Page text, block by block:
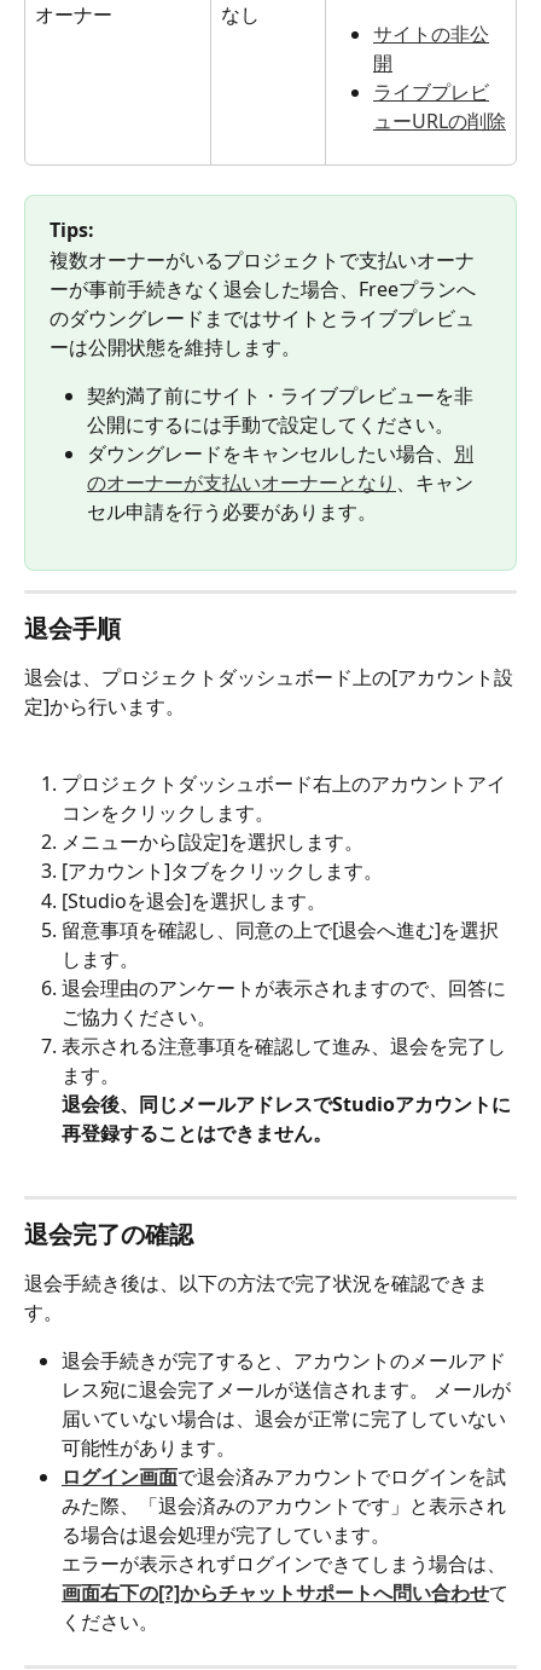
オーナー なし
サイトの非公
開
ライブプレビ
ューURLの削除
Tips:
複数オーナーがいるプロジェクトで支払いオーナ
ーが事前手続きなく退会した場合、Freeプランへ
のダウングレードまではサイトとライブプレビュ
ーは公開状態を維持します。
契約満了前にサイト・ライブプレビューを非
公開にするには手動で設定してください。
ダウングレードをキャンセルしたい場合、 別
のオーナーが支払いオーナーとなり 、キャン
セル申請を行う必要があります。
退会手順
退会は、プロジェクトダッシュボード上の[アカウント設
定]から行います。
プロジェクトダッシュボード右上のアカウントアイ
コンをクリックします。
メニューから[設定]を選択します。
[アカウント]タブをクリックします。
[Studioを退会]を選択します。
留意事項を確認し、同意の上で[退会へ進む]を選択
します。
退会理由のアンケートが表示されますので、回答に
ご協力ください。
表示される注意事項を確認して進み、退会を完了し
ます。
退会後、同じメールアドレスでStudioアカウントに
再登録することはできません。
退会完了の確認
退会手続き後は、以下の方法で完了状況を確認できま
す。​
退会手続きが完了すると、アカウントのメールアド
レス宛に退会完了メールが送信されます。 メールが
届いていない場合は、退会が正常に完了していない
可能性があります。​
ログイン画面で退会済みアカウントでログインを試
みた際、「退会済みのアカウントです」と表示され
る場合は退会処理が完了しています。​
エラーが表示されずログインできてしまう場合は、
画面右下の[?]からチャットサポートへ問い合わせて
ください。